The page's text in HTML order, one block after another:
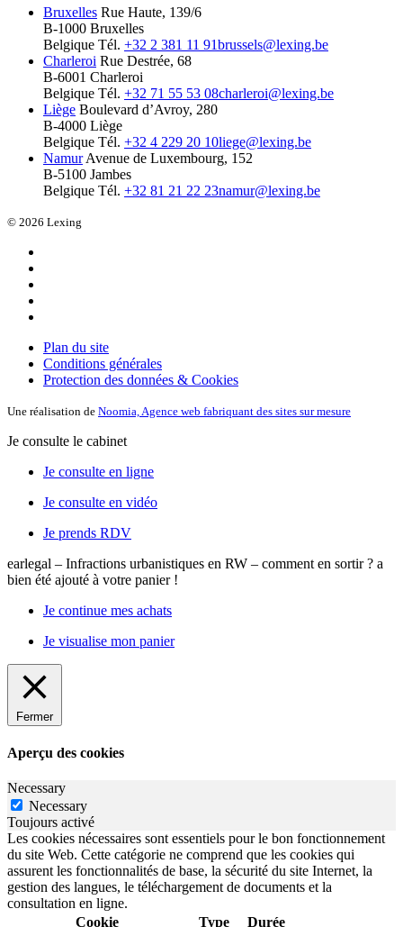
Bruxelles Rue Haute, 139/6
B-1000 Bruxelles
Belgique Tél. +32 2 381 11 91brussels@lexing.be
Charleroi Rue Destrée, 68
B-6001 Charleroi
Belgique Tél. +32 71 55 53 08charleroi@lexing.be
Liège Boulevard d’Avroy, 280
B-4000 Liège
Belgique Tél. +32 4 229 20 10liege@lexing.be
Namur Avenue de Luxembourg, 152
B-5100 Jambes
Belgique Tél. +32 81 21 22 23namur@lexing.be
© 2026 Lexing
Plan du site
Conditions générales
Protection des données & Cookies
Une réalisation de Noomia, Agence web fabriquant des sites sur mesure
Je consulte le cabinet
Je consulte en ligne
Je consulte en vidéo
Je prends RDV
earlegal – Infractions urbanistiques en RW – comment en sortir ? a
bien été ajouté à votre panier !
Je continue mes achats
Je visualise mon panier
Fermer
Aperçu des cookies
Necessary
Necessary
Toujours activé
Les cookies nécessaires sont essentiels pour le bon fonctionnement
du site Web. Cette catégorie ne comprend que les cookies qui
assurent les fonctionnalités de base, la sécurité du site Internet, la
gestion des langues, le téléchargement de documents et la
consultation en ligne.
Cookie
Type Durée